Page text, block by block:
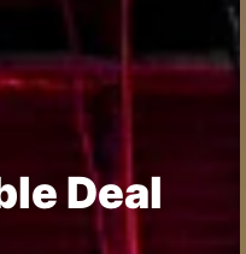
Deal